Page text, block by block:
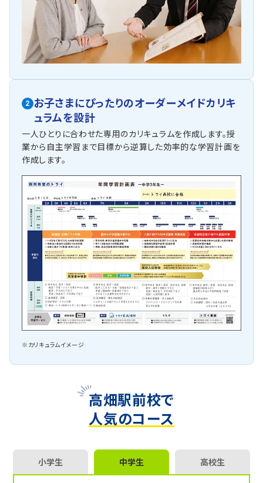
2 お子さまにぴったりのオーダーメイドカリキ
ュラムを設計
一人ひとりに合わせた専用のカリキュラムを作成します。授
業から自主学習まで目標から逆算した効率的な学習計画を
作成します。
※カリキュラムイメージ
高畑駅前校で
人気のコース
小学生 中学生 高校生